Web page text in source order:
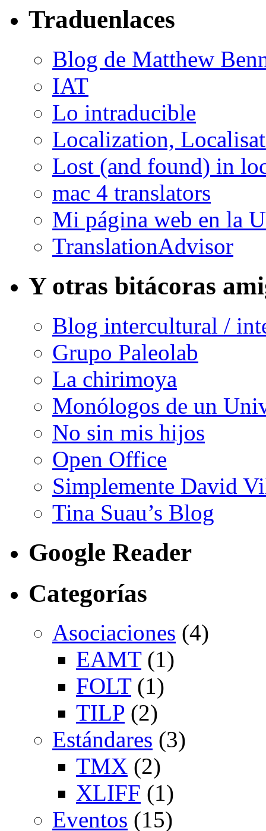
Traduenlaces
Blog de Matthew
IAT
Lo intraducible
Localization,
Lost (and found) in
mac 4 translators
Mi página web en la
TranslationAdvisor
Y otras bitácoras
Blog intercultural /
Grupo Paleolab
La chirimoya
Monólogos de un
No sin mis hijos
Open Office
Simplemente David
Tina Suau’s Blog
Google Reader
Categorías
Asociaciones (4)
EAMT(1)
FOLT(1)
TILP (2)
Estándares (3)
TMX (2)
XLIFF (1)
Eventos (15)